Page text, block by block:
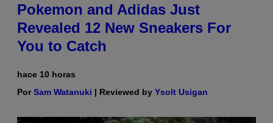
Pokemon and Adidas Just
Revealed 12 New Sneakers For
You to Catch
hace 10 horas
PorSam Watanuki | Reviewed by Ysolt Usigan